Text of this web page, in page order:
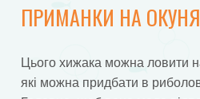
ПРИМАНКИ НА ОКУНЯ
Цього хижака можна ловити
які можна придбати в